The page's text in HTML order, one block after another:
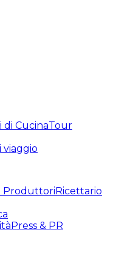
di CucinaTour
viaggio
ProduttoriRicettario
Press & PR